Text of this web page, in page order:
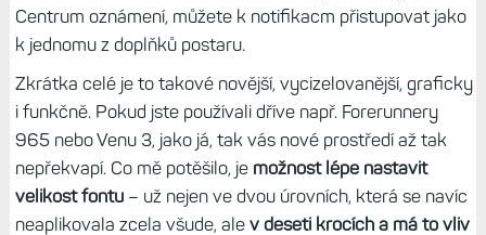
Centrum oznámení, můžete k notifikacm přistupovat jako
k jednomu z doplňků postaru.
Zkrátka celé je to takové novější, vycizelovanější, graficky
i funkčně. Pokud jste používali dříve např. Forerunnery
965 nebo Venu 3, jako já, tak vás nové prostředí až tak
nepřekvapí. Co mě potěšilo, je možnost lépe nastavit
velikost fontu– už nejen ve dvou úrovních, která se navíc
neaplikovala zcela všude, ale v deseti krocích a má to vliv